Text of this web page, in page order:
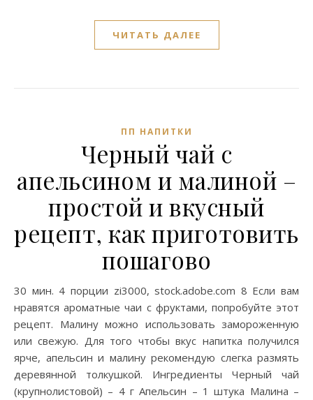
ЧИТАТЬ ДАЛЕЕ
ПП НАПИТКИ
Черный чай с
апельсином и малиной –
простой и вкусный
рецепт, как приготовить
пошагово
30 мин. 4 порции zi3000, stock.adobe.com 8 Если вам
нравятся ароматные чаи с фруктами, попробуйте этот
рецепт. Малину можно использовать замороженную
или свежую. Для того чтобы вкус напитка получился
ярче, апельсин и малину рекомендую слегка размять
деревянной толкушкой. Ингредиенты Черный чай
(крупнолистовой) – 4 г Апельсин – 1 штука Малина –